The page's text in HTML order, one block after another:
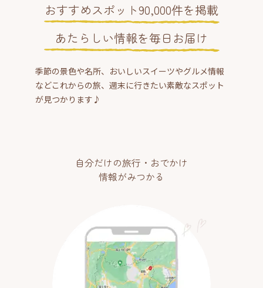
おすすめスポット90,000件を掲載
あたらしい情報を毎日お届け
季節の景色や名所、おいしいスイーツやグルメ情報
などこれからの旅、週末に行きたい素敵なスポット
が見つかります♪
自分だけの旅行・おでかけ
情報がみつかる